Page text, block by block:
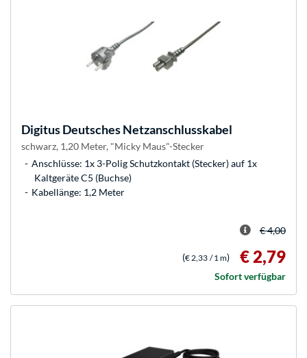
DigitusDeutsches Netzanschlusskabel
schwarz, 1,20 Meter, "Micky Maus"-Stecker
Anschlüsse: 1x 3-Polig Schutzkontakt (Stecker) auf 1x
Kaltgeräte C5 (Buchse)
Kabellänge: 1,2 Meter
€ 4,00
(€ 2,33 / 1 m) € 2,79
Sofort verfügbar